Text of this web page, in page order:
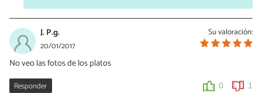
Su valoración:
J. P.g.
20/01/2017
No veo las fotos de los platos
Responder 0 1